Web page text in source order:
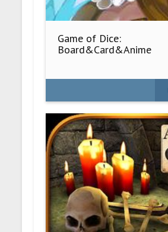
Game of Dice:
Board&Card&Anime